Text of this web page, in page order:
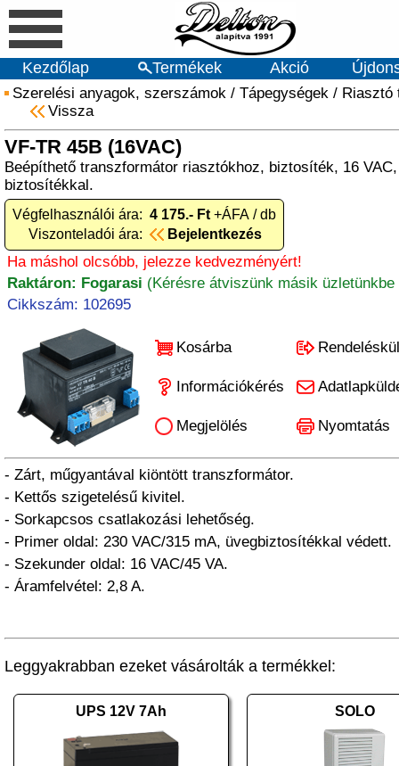
Kezdőlap Termékek Akció
Szerelési anyagok, szerszámok / Tápegységek / Riasztó
Vissza
VF-TR 45B (16VAC)
Beépíthető transzformátor riasztókhoz, biztosíték, 16
biztosítékkal.
Végfelhasználói ára: 4 175.- Ft +ÁFA / db
Viszonteladói ára:
Bejelentkezés
Ha máshol olcsóbb, jelezze kedvezményért!
Raktáron: Fogarasi (Kérésre átviszünk másik üzletünkbe
Cikkszám: 102695
Kosárba
Információkérés
Megjelölés Nyomtatás
- Zárt, műgyantával kiöntött transzformátor.
- Kettős szigetelésű kivitel.
- Sorkapcsos csatlakozási lehetőség.
- Primer oldal: 230 VAC/315 mA, üvegbiztosítékkal védett.
- Szekunder oldal: 16 VAC/45 VA.
- Áramfelvétel: 2,8 A.
Leggyakrabban ezeket vásárolták a termékkel:
UPS 12V 7Ah SOLO